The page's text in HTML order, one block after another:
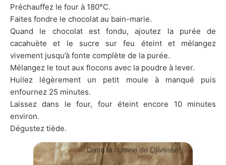
Préchauffez le four à 180°C.
Faites fondre le chocolat au bain-marie.
Quand le chocolat est fondu, ajoutez la purée de
cacahuète et le sucre sur feu éteint et mélangez
vivement jusqu’à fonte complète de la purée.
Mélangez le tout aux flocons avec la poudre à lever.
Huilez légèrement un petit moule à manqué puis
enfournez 25 minutes.
Laissez dans le four, four éteint encore 10 minutes
environ.
Dégustez tiède.